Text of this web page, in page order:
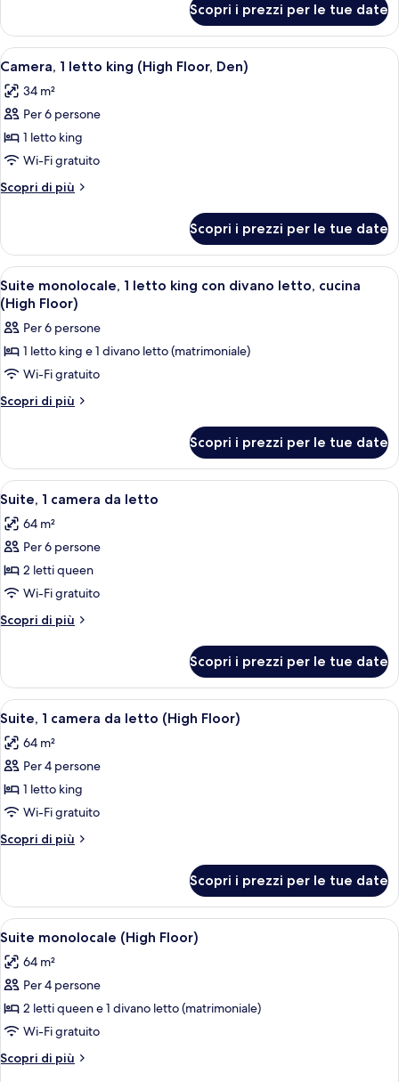
Floor)
1
camera
da
(High
Floor)
Scopri i prezzi per le tue date
Apri
tutte
le
foto
per
Camera,
1
letto
(High
Floor,
Den)
Camera d'albergo con un letto
4
Camera, 1 letto king (High Floor, Den)
34 m²
Per 6 persone
1 letto king
Wi-Fi gratuito
Scopri di più
Altri
1
letto
king
(High
Floor,
Den)
Scopri i prezzi per le tue date
Apri
tutte
le
foto
per
Suite
monolocale,
king
con
divano
letto,
cucina
(High
Floor)
Una camera d'albergo con un letto,
6
Suite monolocale, 1 letto king con divano letto, cucina
(High Floor)
Per 6 persone
1 letto king e 1 divano letto (matrimoniale)
Wi-Fi gratuito
Scopri di più
Altri
monolocale,
letto
con
divano
cucina
(High
Scopri i prezzi per le tue date
Apri
tutte
le
foto
per
Suite,
1
camera
letto
Una cucina compatta in hotel, con
5
Suite, 1 camera da letto
64 m²
Per 6 persone
2 letti queen
Wi-Fi gratuito
Scopri di più
Altri
1
camera
da
Scopri i prezzi per le tue date
Apri
tutte
le
foto
per
Suite,
1
camera
letto
(High
Floor)
Una cucina compatta in hotel, con
5
Suite, 1 camera da letto (High Floor)
64 m²
Per 4 persone
1 letto king
Wi-Fi gratuito
Scopri di più
Altri
1
camera
da
(High
Floor)
Scopri i prezzi per le tue date
Apri
tutte
le
foto
per
Suite
monolocale
(High
Una cucina compatta in hotel, con
7
Suite monolocale (High Floor)
64 m²
Per 4 persone
2 letti queen e 1 divano letto (matrimoniale)
Wi-Fi gratuito
Scopri di più
Altri